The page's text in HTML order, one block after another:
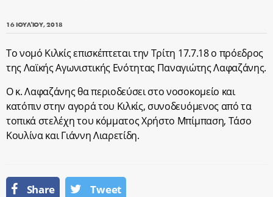
16 ΙΟΥΛΊΟΥ, 2018
Το νομό Κιλκίς επισκέπτεται την Τρίτη 17.7.18 ο πρόεδρος
της Λαϊκής Αγωνιστικής Ενότητας Παναγιώτης Λαφαζάνης.
Ο κ. Λαφαζάνης θα περιοδεύσει στο νοσοκομείο και
κατόπιν στην αγορά του Κιλκίς, συνοδευόμενος από τα
τοπικά στελέχη του κόμματος Χρήστο Μπίμπαση, Τάσο
Κουλίνα και Γιάννη Λιαρετίδη.
Share Tweet